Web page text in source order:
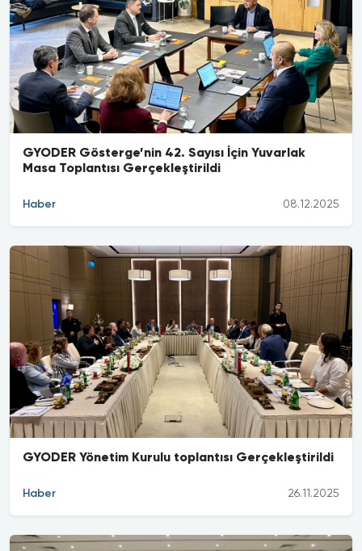
GYODER Gösterge’nin 42. Sayısı İçin Yuvarlak
Masa Toplantısı Gerçekleştirildi
Haber 08.12.2025
GYODER Yönetim Kurulu toplantısı Gerçekleştirildi
Haber 26.11.2025